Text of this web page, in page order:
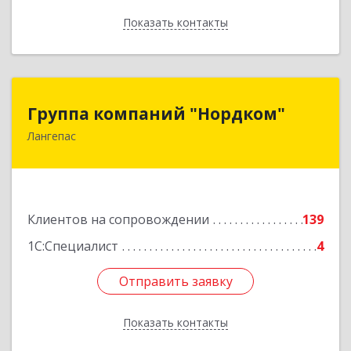
Показать контакты
Назад
Группа компаний "Нордком"
Лангепас
Клиентов на сопровождении
139
1С:Специалист
4
Отправить заявку
Показать контакты
Группа компаний "Нордком"
628672, Тюменская обл, Лангепас г., Солнечная
Отправить заявку
Назад